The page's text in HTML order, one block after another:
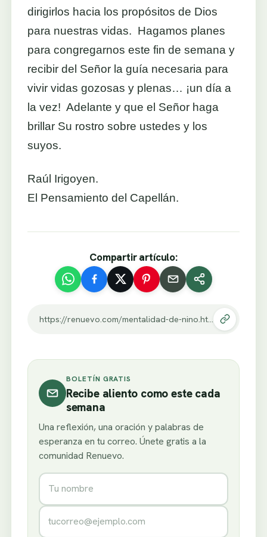
dirigirlos hacia los propósitos de Dios
para nuestras vidas. Hagamos planes
para congregarnos este fin de semana y
recibir del Señor la guía necesaria para
vivir vidas gozosas y plenas… ¡un día a
la vez! Adelante y que el Señor haga
brillar Su rostro sobre ustedes y los
suyos.
Raúl Irigoyen.
El Pensamiento del Capellán.
Compartir artículo:
https://renuevo.com/mentalidad-de-nino.html
BOLETÍN GRATIS
Recibe aliento como este cada
semana
Una reflexión, una oración y palabras de
esperanza en tu correo. Únete gratis a la
comunidad Renuevo.
Nombre
Correo electrónico